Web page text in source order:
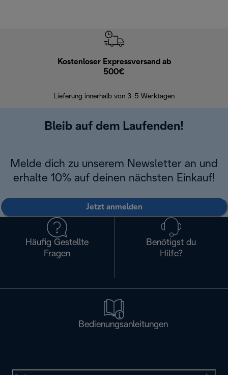
Kostenloser Expressversand ab
500€
Lieferung innerhalb von 3-5 Werktagen
Bleib auf dem Laufenden!
Melde dich zu unserem Newsletter an und
erhalte 10% auf deinen nächsten Einkauf!
Jetzt anmelden
Häufig Gestellte
Fragen
Benötigst du
Hilfe?
Bedienungsanleitungen